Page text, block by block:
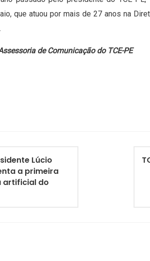
que atuou por mais de 27 anos na
de Comunicação do TCE-PE
Lúcio
a primeira
artificial do